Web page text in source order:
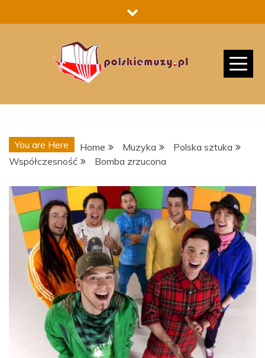
to
You are Here Home Muzyka
Polska sztuka
Współczesność
Bomba zrzucona